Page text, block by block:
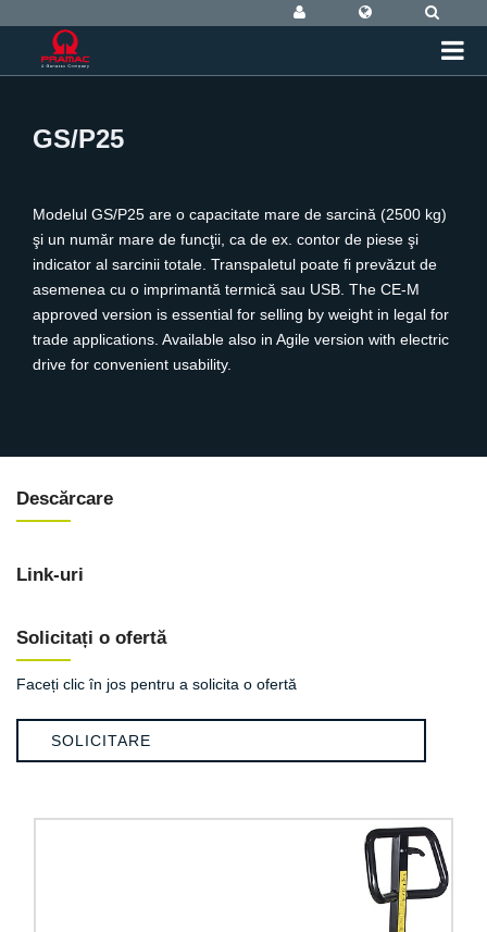
GS/P25
Modelul GS/P25 are o capacitate mare de sarcină (2500 kg)
şi un număr mare de funcţii, ca de ex. contor de piese şi
indicator al sarcinii totale. Transpaletul poate fi prevăzut de
asemenea cu o imprimantă termică sau USB. The CE-M
approved version is essential for selling by weight in legal for
trade applications. Available also in Agile version with electric
drive for convenient usability.
Descărcare
Link-uri
Solicitați o ofertă
Faceți clic în jos pentru a solicita o ofertă
SOLICITARE